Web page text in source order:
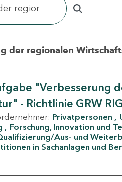
der regionalen
"Verbesserung
- Richtlinie GRW
Privatpersonen
Forschung, Innovation und
Aus- und
in Sachanlagen und